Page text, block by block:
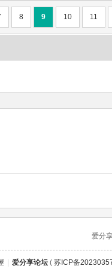
8 9 10 11
爱分
爱分享论坛 ( 苏ICP备